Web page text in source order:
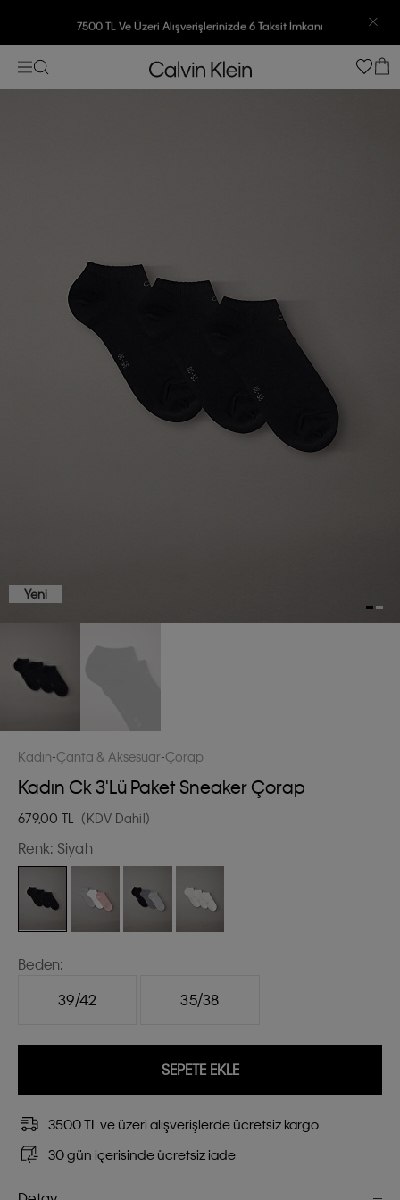
7500 TL Ve Üzeri Alışverişlerinizde 6 Taksit İmkanı
Yeni
Kadın Çanta & Aksesuar Çorap
Kadın Ck 3'lü Paket Sneaker Çorap
679,00 TL (KDV Dahil)
Renk: Siyah
Beden:
39/42
35/38
SEPETE EKLE
3500 TL ve üzeri alışverişlerde ücretsiz kargo
30 gün içerisinde ücretsiz iade